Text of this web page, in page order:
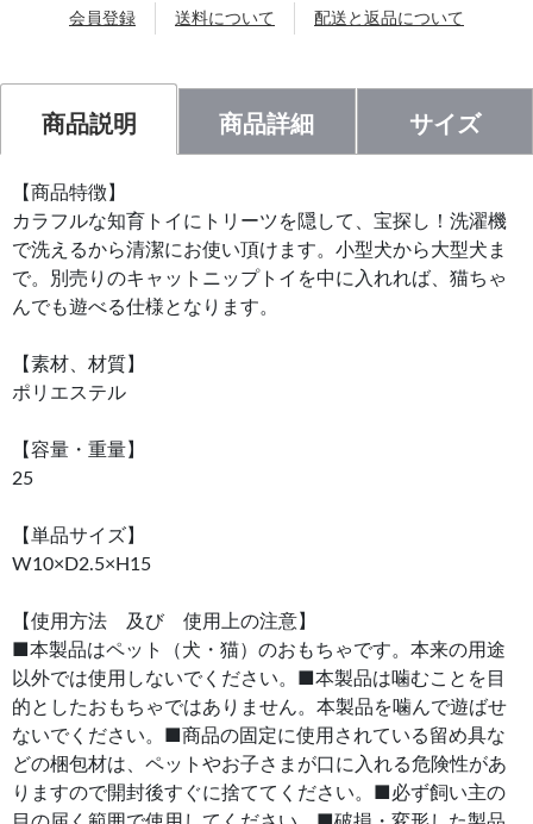
会員登録 送料について 配送と返品について
商品説明 商品詳細 サイズ
【商品特徴】
カラフルな知育トイにトリーツを隠して、宝探し！洗濯機
で洗えるから清潔にお使い頂けます。小型犬から大型犬ま
で。別売りのキャットニップトイを中に入れれば、猫ちゃ
んでも遊べる仕様となります。
【素材、材質】
ポリエステル
【容量・重量】
25
【単品サイズ】
W10×D2.5×H15
【使用方法 及び 使用上の注意】
■本製品はペット（犬・猫）のおもちゃです。本来の用途
以外では使用しないでください。■本製品は噛むことを目
的としたおもちゃではありません。本製品を噛んで遊ばせ
ないでください。■商品の固定に使用されている留め具な
どの梱包材は、ペットやお子さまが口に入れる危険性があ
りますので開封後すぐに捨ててください。■必ず飼い主の